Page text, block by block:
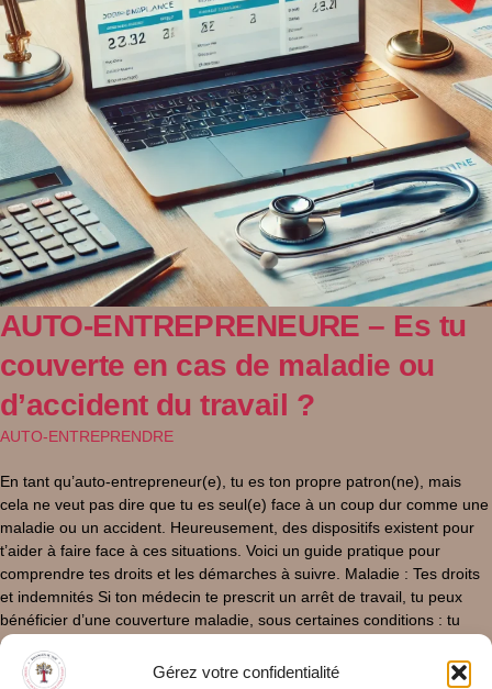
Gérez votre confidentialité
AUTO-ENTREPRENEURE – Es tu
couverte en cas de maladie ou
d’accident du travail ?
AUTO-ENTREPRENDRE
En tant qu’auto-entrepreneur(e), tu es ton propre patron(ne), mais
cela ne veut pas dire que tu es seul(e) face à un coup dur comme une
maladie ou un accident. Heureusement, des dispositifs existent pour
t’aider à faire face à ces situations. Voici un guide pratique pour
comprendre tes droits et les démarches à suivre. Maladie : Tes droits
et indemnités Si ton médecin te prescrit un arrêt de travail, tu peux
bénéficier d’une couverture maladie, sous certaines conditions : tu
dois être affilié à une Caisse Primaire d’Assurance Maladie (CPAM)
depuis au moins un an, tes revenus doivent atteindre un minimum